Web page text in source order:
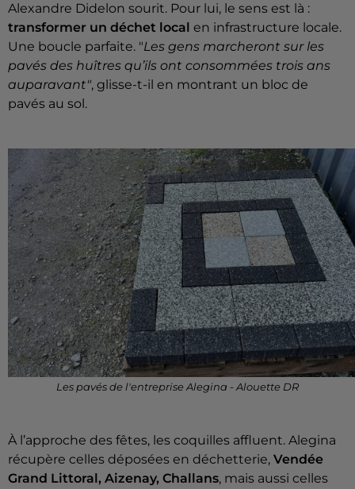
Alexandre Didelon sourit. Pour lui, le sens est là :
transformer un déchet local en infrastructure locale.
Une boucle parfaite. "Les gens marcheront sur les
pavés des huîtres qu’ils ont consommées trois ans
auparavant", glisse-t-il en montrant un bloc de
pavés au sol.
Les pavés de l'entreprise Alegina - Alouette DR
À l’approche des fêtes, les coquilles affluent. Alegina
récupère celles déposées en déchetterie, Vendée
Grand Littoral, Aizenay, Challans, mais aussi celles